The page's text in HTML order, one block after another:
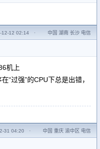
12-12 02:14 · 中国 湖南 长沙 电信
机上
“过强”的CPU下总是出错，
31 04:20 · 中国 重庆 渝中区 电信